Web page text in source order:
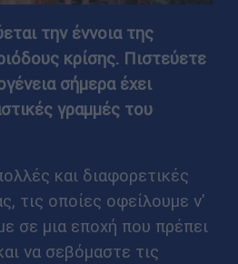
την έννοια της
κρίσης. Πιστεύετε
σήμερα έχει
γραμμές του
και διαφορετικές
τις οποίες οφείλουμε ν'
σε μια εποχή που πρέπει
να σεβόμαστε τις